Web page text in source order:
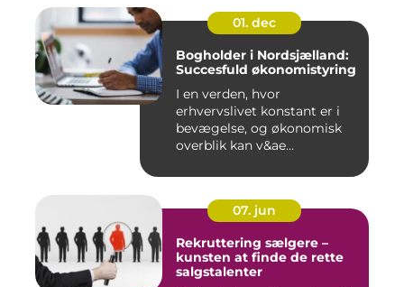
01. dec
Bogholder i Nordsjælland:
Succesfuld økonomistyring
I en verden, hvor
erhvervslivet konstant er i
bevægelse, og økonomisk
overblik kan v&ae...
07. jun
Rekruttering sælgere –
kunsten at finde de rette
salgstalenter